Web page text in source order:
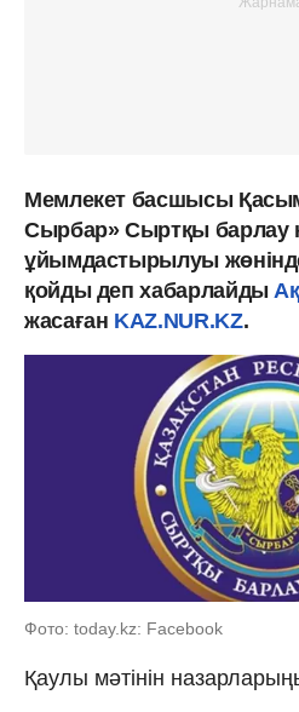
Мемлекет басшысы
Сырбар» Сыртқы барлау
ұйымдастырылуы
қойды деп хабарлайды
жасаған KAZ.NUR.KZ.
Фото: today.kz: Facebook
Қаулы мәтінін